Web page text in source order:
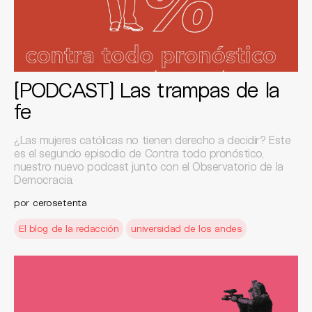
[PODCAST] Las trampas de la
fe
¿Las mujeres católicas no tienen derecho a decidir? Este
es el segundo episodio de Contra todo pronóstico,
nuestro nuevo podcast junto con el Observatorio de la
Democracia.
por cerosetenta
El blog de la redacción universidad de los andes